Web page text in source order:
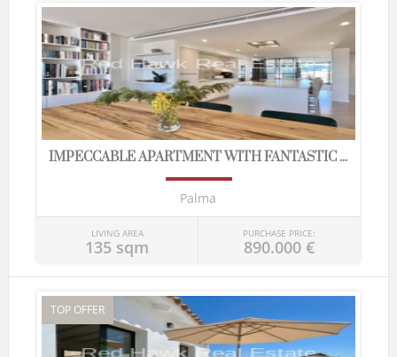
IMPECCABLE APARTMENT WITH FANTASTIC ...
Palma
LIVING AREA
135 sqm
PURCHASE PRICE:
890.000 €
TOP OFFER